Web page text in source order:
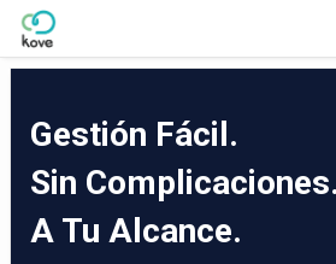
Skip to Main Content
Gestión Fácil.
Sin Complicaciones.
A Tu Alcance.